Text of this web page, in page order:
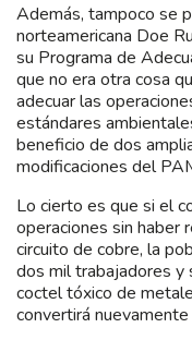
Además, tampoco se
norteamericana Doe
su Programa de
que no era otra cosa
adecuar las
estándares
beneficio de dos
modificaciones del
Lo cierto es que si el
operaciones sin haber
circuito de cobre, la
dos mil trabajadores y
coctel tóxico de
convertirá